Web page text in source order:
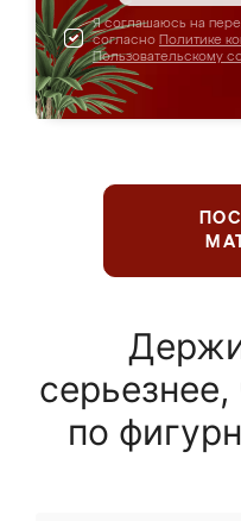
Я соглашаюсь на
согласно Политике
Пользовательскому
по